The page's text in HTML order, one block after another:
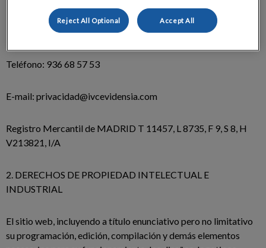
Domicilio social: Carrer B, 27, 08620 Sant Vicenç dels Horts,
Barcelona, España
Teléfono: 936 68 57 53
E-mail: privacidad@ivcevidensia.com
Registro Mercantil de MADRID T 11457, L 8735, F 9, S 8, H
V213821, I/A
2. DERECHOS DE PROPIEDAD INTELECTUAL E
INDUSTRIAL
El sitio web, incluyendo a título enunciativo pero no limitativo
su programación, edición, compilación y demás elementos
Reject All Optional Accept All